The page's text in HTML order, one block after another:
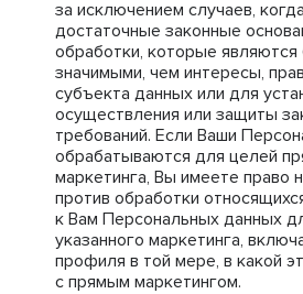
за исключением случаев,
достаточные законные
обработки, которые являются
значимыми, чем интересы,
субъекта данных или для
осуществления или защиты
требований. Если Ваши
обрабатываются для целей
маркетинга, Вы имеете право
против обработки
к Вам Персональных данных
указанного маркетинга,
профиля в той мере, в какой
с прямым маркетингом.